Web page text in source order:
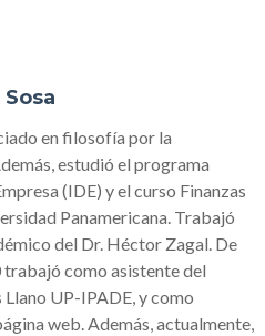
en filosofía por la
estudió el programa
(IDE) y el curso Finanzas
Panamericana. Trabajó
del Dr. Héctor Zagal. De
como asistente del
UP-IPADE, y como
web. Además, actualmente,